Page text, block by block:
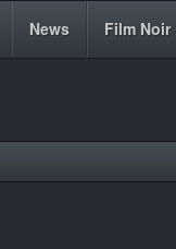
News Film Noir